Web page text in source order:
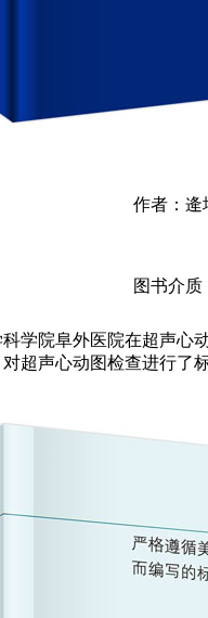
作者：逄
图书介质
学院阜外医院在超声心
超声心动图检查进行了